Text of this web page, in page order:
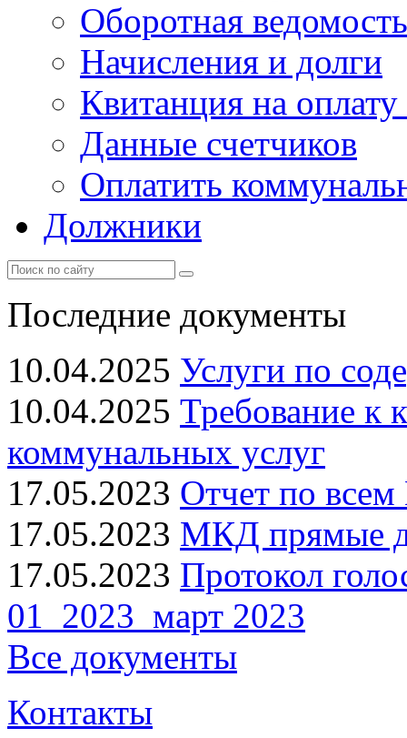
Оборотная ведомость
Начисления и долги
Квитанция на
Данные счетчиков
Оплатить
Должники
Последние документы
10.04.2025 Услуги по
10.04.2025 Требование к
коммунальных услуг
17.05.2023 Отчет по
17.05.2023 МКД прямые
17.05.2023 Протокол
01_2023_март 2023
Все документы
Контакты